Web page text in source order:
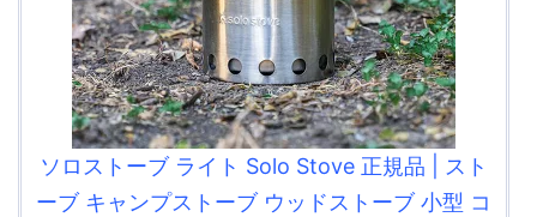
ソロストーブ ライト Solo Stove 正規品 | スト
ーブ キャンプストーブ ウッドストーブ 小型 コ